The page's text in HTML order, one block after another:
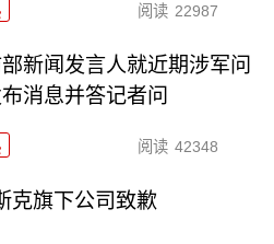
阅读 22987
新闻发言人就近期涉军问
消息并答记者问
阅读 42348
克旗下公司致歉